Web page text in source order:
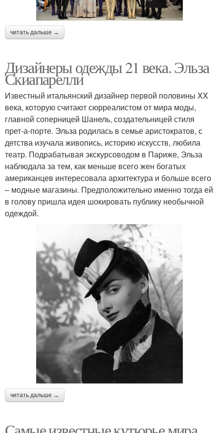
читать дальше →
Дизайнеры одежды 21 века. Эльза
Скиапарелли
Известный итальянский дизайнер первой половины XX
века, которую считают сюрреалистом от мира моды,
главной соперницей Шанель, создательницей стиля
прет-а-порте. Эльза родилась в семье аристократов, с
детства изучала живопись, историю искусств, любила
театр. Подрабатывая экскурсоводом в Париже, Эльза
наблюдала за тем, как меньше всего жен богатых
американцев интересовала архитектура и больше всего
– модные магазины. Предположительно именно тогда ей
в голову пришла идея шокировать публику необычной
одеждой.
читать дальше →